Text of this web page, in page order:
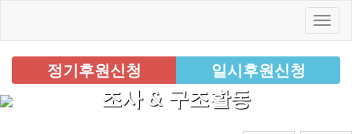
정기후원신청 일시후원신청
조사 & 구조활동